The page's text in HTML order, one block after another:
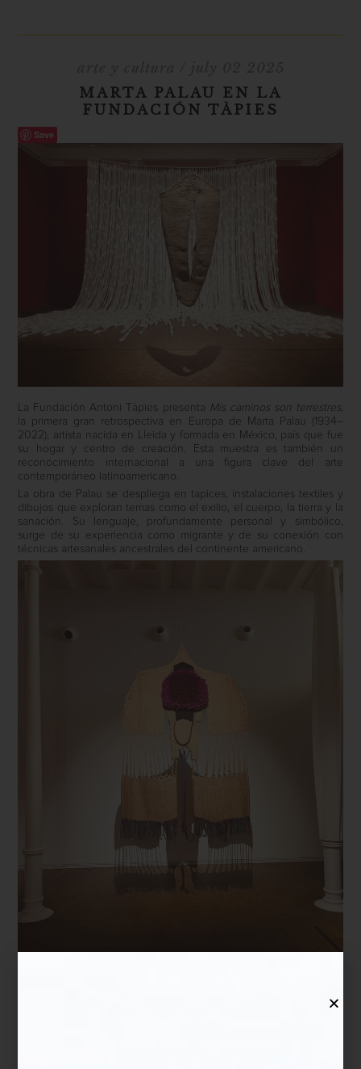
MARTA PALAU EN LA
FUNDACIÓN TÀPIES
Save
La Fundación Antoni Tàpies presenta Mis caminos son terrestres,
la primera gran retrospectiva en Europa de Marta Palau (1934–
2022), artista nacida en Lleida y formada en México, país que fue
su hogar y centro de creación. Esta muestra es también un
reconocimiento internacional a una figura clave del arte
contemporáneo latinoamericano.
La obra de Palau se despliega en tapices, instalaciones textiles y
dibujos que exploran temas como el exilio, el cuerpo, la tierra y la
sanación. Su lenguaje, profundamente personal y simbólico,
surge de su experiencia como migrante y de su conexión con
técnicas artesanales ancestrales del continente americano.